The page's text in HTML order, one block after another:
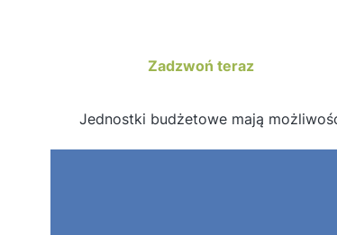
Zadzwoń teraz
Jednostki budżetowe mają